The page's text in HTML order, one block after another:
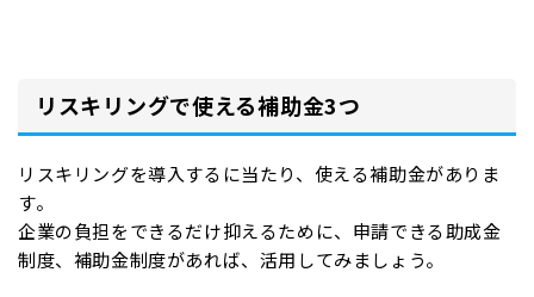
リスキリングで使える補助金3つ
リスキリングを導入するに当たり、使える補助金がありま
す。
企業の負担をできるだけ抑えるために、申請できる助成金
制度、補助金制度があれば、活用してみましょう。